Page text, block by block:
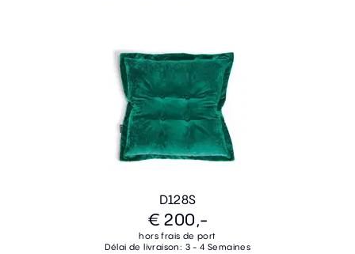
D128S
€ 200,-
hors frais de port
Délai de livraison: 3 - 4 Semaines